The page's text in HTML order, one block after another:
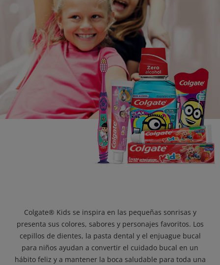
PARA PROFESIONALES
DÓNDE COMPRAR
PE (ES)
SUSCRÍBETE
Colgate® Kids se inspira en las pequeñas sonrisas y
presenta sus colores, sabores y personajes favoritos. Los
cepillos de dientes, la pasta dental y el enjuague bucal
para niños ayudan a convertir el cuidado bucal en un
hábito feliz y a mantener la boca saludable para toda una